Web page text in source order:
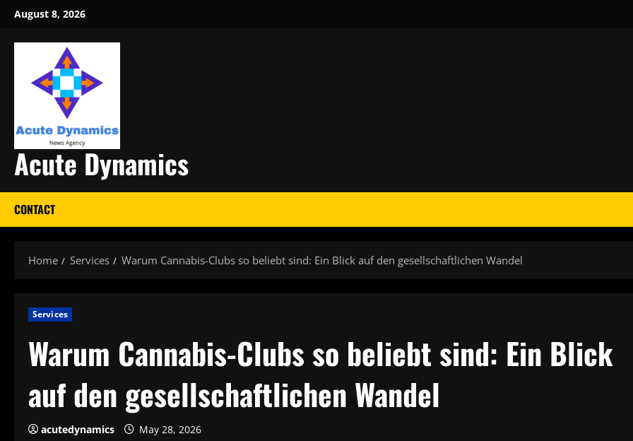
Skip
content
August 8, 2026
Acute Dynamics
CONTACT
Home Services Warum Cannabis-Clubs so beliebt sind: Ein Blick auf den gesellschaftlichen Wandel
Services
Warum Cannabis-Clubs so beliebt sind: Ein Blick
auf den gesellschaftlichen Wandel
acutedynamics May 28, 2026